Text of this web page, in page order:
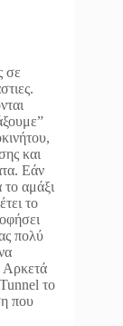
σε
και
Εάν
αμάξι
το
πολύ
Αρκετά
το
που